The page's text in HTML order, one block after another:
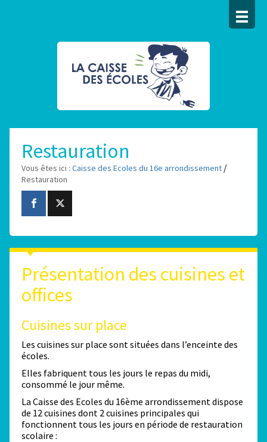
Restauration
Vous êtes ici : Caisse des Ecoles du 16e arrondissement /
Restauration
Présentation des cuisines et
offices
Cuisines sur place
Les cuisines sur place sont situées dans l’enceinte des
écoles.
Elles fabriquent tous les jours le repas du midi,
consommé le jour même.
La Caisse des Ecoles du 16ème arrondissement dispose
de 12 cuisines dont 2 cuisines principales qui
fonctionnent tous les jours en période de restauration
scolaire :